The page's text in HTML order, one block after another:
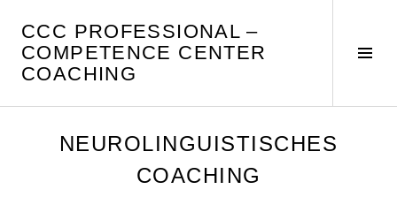
zum
Inhalt
CCC PROFESSIONAL –
COMPETENCE CENTER
COACHING
NEUROLINGUISTISCHES
COACHING